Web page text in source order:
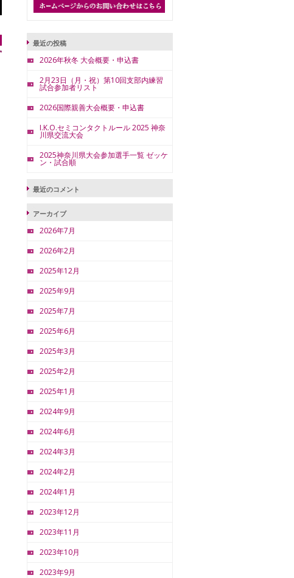
最近の投稿
2026年秋冬 大会概要・申込書
2月23日（月・祝）第10回支部内練習
試合参加者リスト
2026国際親善大会概要・申込書
I.K.O.セミコンタクトルール 2025 神奈
川県交流大会
2025神奈川県大会参加選手一覧 ゼッケ
ン・試合順
最近のコメント
アーカイブ
2026年7月
2026年2月
2025年12月
2025年9月
2025年7月
2025年6月
2025年3月
2025年2月
2025年1月
2024年9月
2024年6月
2024年3月
2024年2月
2024年1月
2023年12月
2023年11月
2023年10月
2023年9月